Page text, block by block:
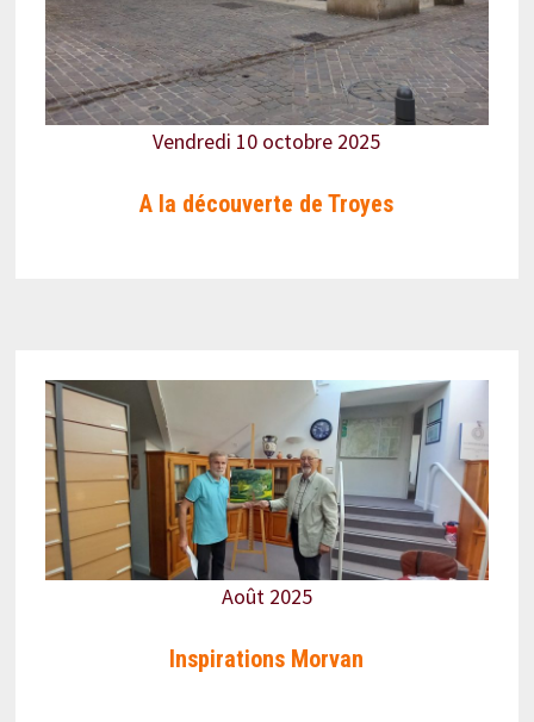
Vendredi 10 octobre 2025
A la découverte de Troyes
Août 2025
Inspirations Morvan